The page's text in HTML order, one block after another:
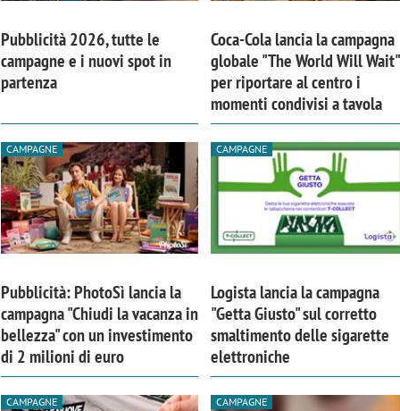
Pubblicità 2026, tutte le
campagne e i nuovi spot in
partenza
Coca-Cola lancia la campagna
globale "The World Will Wait"
per riportare al centro i
momenti condivisi a tavola
CAMPAGNE
Pubblicità: PhotoSì lancia la
campagna "Chiudi la vacanza in
bellezza" con un investimento
di 2 milioni di euro
CAMPAGNE
Logista lancia la campagna
"Getta Giusto" sul corretto
smaltimento delle sigarette
elettroniche
CAMPAGNE CAMPAGNE